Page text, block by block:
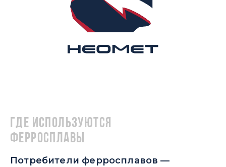
Где используются
ферросплавы
Потребители ферросплавов —